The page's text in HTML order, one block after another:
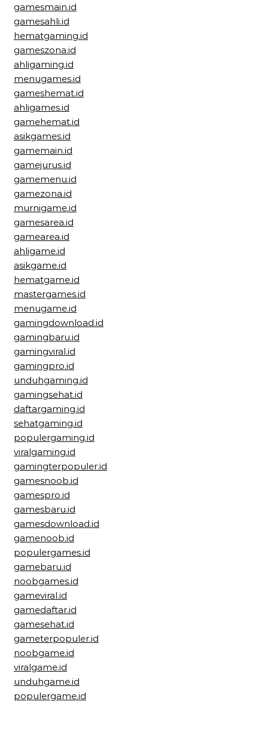
gamesmain.id
gamesahli.id
hematgaming.id
gameszona.id
ahligaming.id
menugames.id
gameshemat.id
ahligames.id
gamehemat.id
asikgames.id
gamemain.id
gamejurus.id
gamemenu.id
gamezona.id
murnigame.id
gamesarea.id
gamearea.id
ahligame.id
asikgame.id
hematgame.id
mastergames.id
menugame.id
gamingdownload.id
gamingbaru.id
gamingviral.id
gamingpro.id
unduhgaming.id
gamingsehat.id
daftargaming.id
sehatgaming.id
populergaming.id
viralgaming.id
gamingterpopuler.id
gamesnoob.id
gamespro.id
gamesbaru.id
gamesdownload.id
gamenoob.id
populergames.id
gamebaru.id
noobgames.id
gameviral.id
gamedaftar.id
gamesehat.id
gameterpopuler.id
noobgame.id
viralgame.id
unduhgame.id
populergame.id